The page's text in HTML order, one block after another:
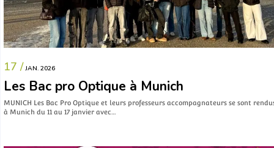
17 / JAN. 2026
Les Bac pro Optique à Munich
MUNICH Les Bac Pro Optique et leurs professeurs accompagnateurs se sont
à Munich du 11 au 17 janvier avec…